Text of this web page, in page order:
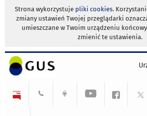
Strona wykorzystuje pliki cookies.
zmiany ustawień Twojej przeglądarki
umieszczane w Twoim urządzeniu
zmienić te ustawienia.